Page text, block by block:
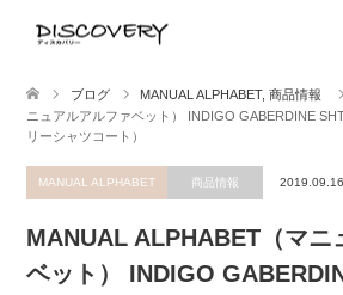
ブログ MANUAL ALPHABET, 商品情報
ニュアルアルファベット） INDIGO GABERDINE
リーシャツコート）
MANUAL ALPHABET 商品情報 2019.09.16
MANUAL ALPHABET（マニ
ベット） INDIGO